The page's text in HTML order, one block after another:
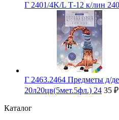
Г 2401/4K/L Т-12 к/лин
Г 2463.2464 Предметы д/
20л20цв(5мет.5фл.) 24 35 ₽
Каталог